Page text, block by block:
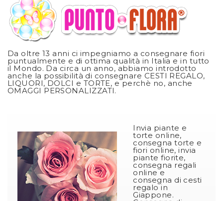
Invia piante e
torte online,
consegna torte e
fiori online, invia
piante fiorite,
consegna regali
online e
consegna di cesti
regalo in
Giappone.
Da oltre 13 anni ci impegniamo a consegnare fiori
puntualmente e di ottima qualità in Italia e in tutto
il Mondo. Da circa un anno, abbiamo introdotto
anche la possibilità di consegnare CESTI REGALO,
LIQUORI, DOLCI e TORTE, e perchè no, anche
OMAGGI PERSONALIZZATI.